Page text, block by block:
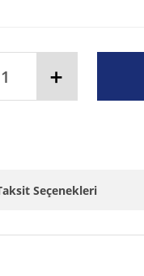
+
Seçenekleri